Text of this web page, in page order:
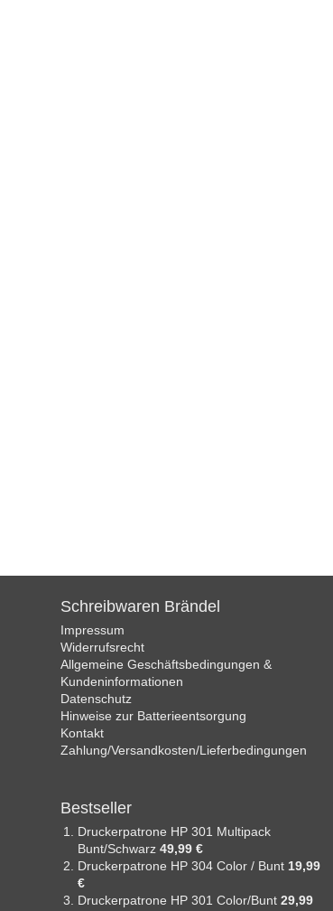
Schreibwaren Brändel
Impressum
Widerrufsrecht
Allgemeine Geschäftsbedingungen &
Kundeninformationen
Datenschutz
Hinweise zur Batterieentsorgung
Kontakt
Zahlung/Versandkosten/Lieferbedingungen
Bestseller
Druckerpatrone HP 301 Multipack
Bunt/Schwarz49,99 €
Druckerpatrone HP 304 Color / Bunt 19,99
€
Druckerpatrone HP 301 Color/Bunt29,99